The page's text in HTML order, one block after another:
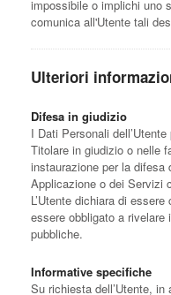
impossibile o implichi uno
comunica all'Utente tali
Ulteriori
Difesa in giudizio
I Dati Personali
Titolare in giudizio o nelle
instaurazione per la
Applicazione o dei Servizi
L’Utente dichiara di
essere obbligato a rivelare
pubbliche.
Informative specifiche
Su richiesta dell’Utente,